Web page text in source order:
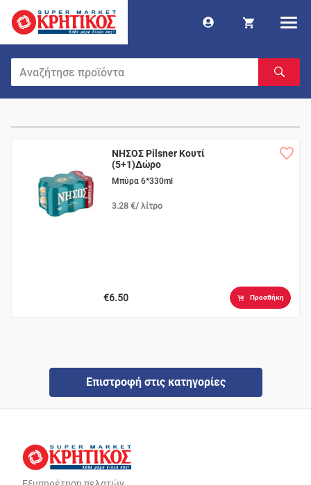
ΝΗΣΟΣ Pilsner Κουτί
(5+1)Δώρο
Μπύρα 6*330ml
3.28 €/ λίτρο
€6.50 Προσθήκη
Επιστροφή στις κατηγορίες